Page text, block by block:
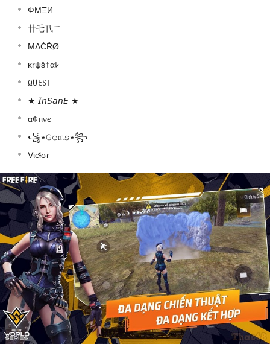
ФMΞИ
卄乇卂ㄒ
ΜΔĆŘØ
κrψš†αﾚ
ꆰ꒤ꏂꇙ꓄
★ 𝘐𝘯𝘚𝘢𝘯𝘌 ★
α¢тινє
꧁٭𝙶𝚎𝚖𝚜٭꧂
Vιƈƚσɾ